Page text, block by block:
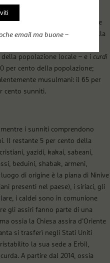
ovviato alla frammentarietà, al
del paese nel quale
e curde. Il 95 per cento della
a due gruppi etnici: gli
popolazione locale – e i curdi
per cento della popolazione;
musulmani: il 65 per
cento sunniti.
i sunniti comprendono
Il restante 5 per cento della
yazidi, kakai, sabeani,
beduini, shabak, armeni,
di origine è la piana di Ninive
presenti nel paese), i siriaci, gli
i caldei sono in comunione
gli assiri fanno parte di una
ossia la Chiesa assira d’Oriente
si trasferì negli Stati Uniti
la sua sede a Erbil,
A partire dal 2014, ossia
email ma buone –